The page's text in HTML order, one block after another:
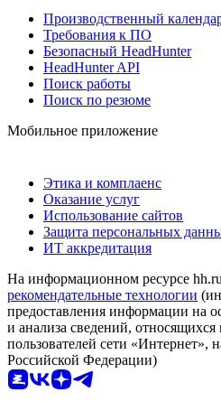
Производственный
Требования к ПО
Безопасный HeadHunter
HeadHunter API
Поиск работы
Поиск по резюме
Мобильное приложение
Этика и комплаенс
Оказание услуг
Использование сайтов
Защита персональных
ИТ аккредитация
На информационном ресурсе hh.ru
рекомендательные технологии
предоставления информации на
и анализа сведений,
пользователей сети «Интернет»,
Российской Федерации)